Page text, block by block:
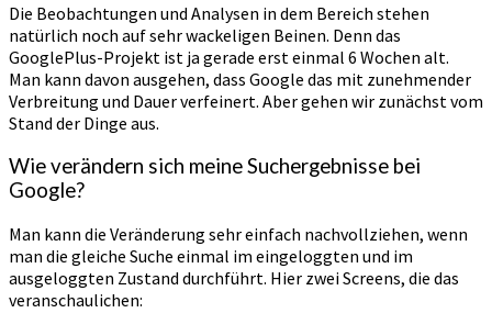
Die Beobachtungen und Analysen in dem Bereich stehen
natürlich noch auf sehr wackeligen Beinen. Denn das
GooglePlus-Projekt ist ja gerade erst einmal 6 Wochen alt.
Man kann davon ausgehen, dass Google das mit zunehmender
Verbreitung und Dauer verfeinert. Aber gehen wir zunächst vom
Stand der Dinge aus.
Wie verändern sich meine Suchergebnisse bei
Google?
Man kann die Veränderung sehr einfach nachvollziehen, wenn
man die gleiche Suche einmal im eingeloggten und im
ausgeloggten Zustand durchführt. Hier zwei Screens, die das
veranschaulichen: